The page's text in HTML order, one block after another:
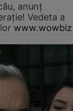
anunț
Vedeta a